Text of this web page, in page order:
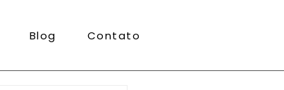
Blog Contato